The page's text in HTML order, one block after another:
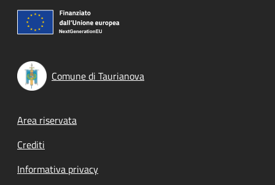
Comune di Taurianova
Footer menu
Area riservata
Crediti
Informativa privacy